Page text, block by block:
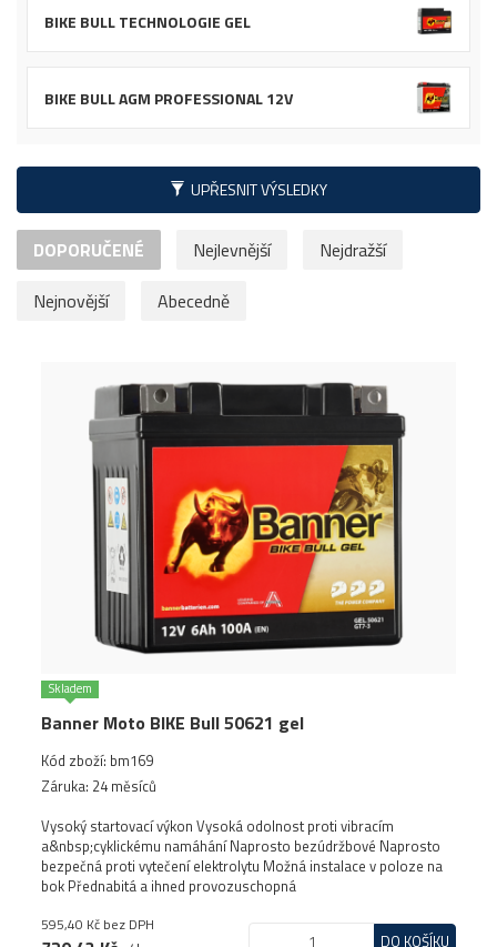
BIKE BULL TECHNOLOGIE GEL
BIKE BULL AGM PROFESSIONAL 12V
UPŘESNIT VÝSLEDKY
DOPORUČENÉ Nejlevnější
Nejdražší
Nejnovější
Abecedně
Skladem
Banner Moto BIKE Bull 50621 gel
Kód zboží: bm169
Záruka: 24 měsíců
Vysoký startovací výkon Vysoká odolnost proti vibracím
a&nbsp;cyklickému namáhání Naprosto bezúdržbové Naprosto
bezpečná proti vytečení elektrolytu Možná instalace v poloze na
bok Přednabitá a ihned provozuschopná
595,40 Kč bez DPH
DO KOŠÍKU